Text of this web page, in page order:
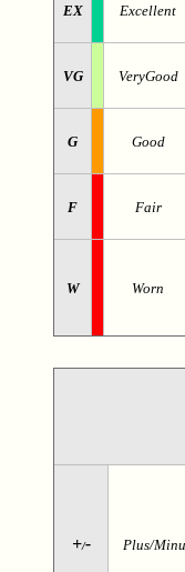
EX Excellent
VG VeryGood
G Good
F Fair
W Worn
+/- Plus/